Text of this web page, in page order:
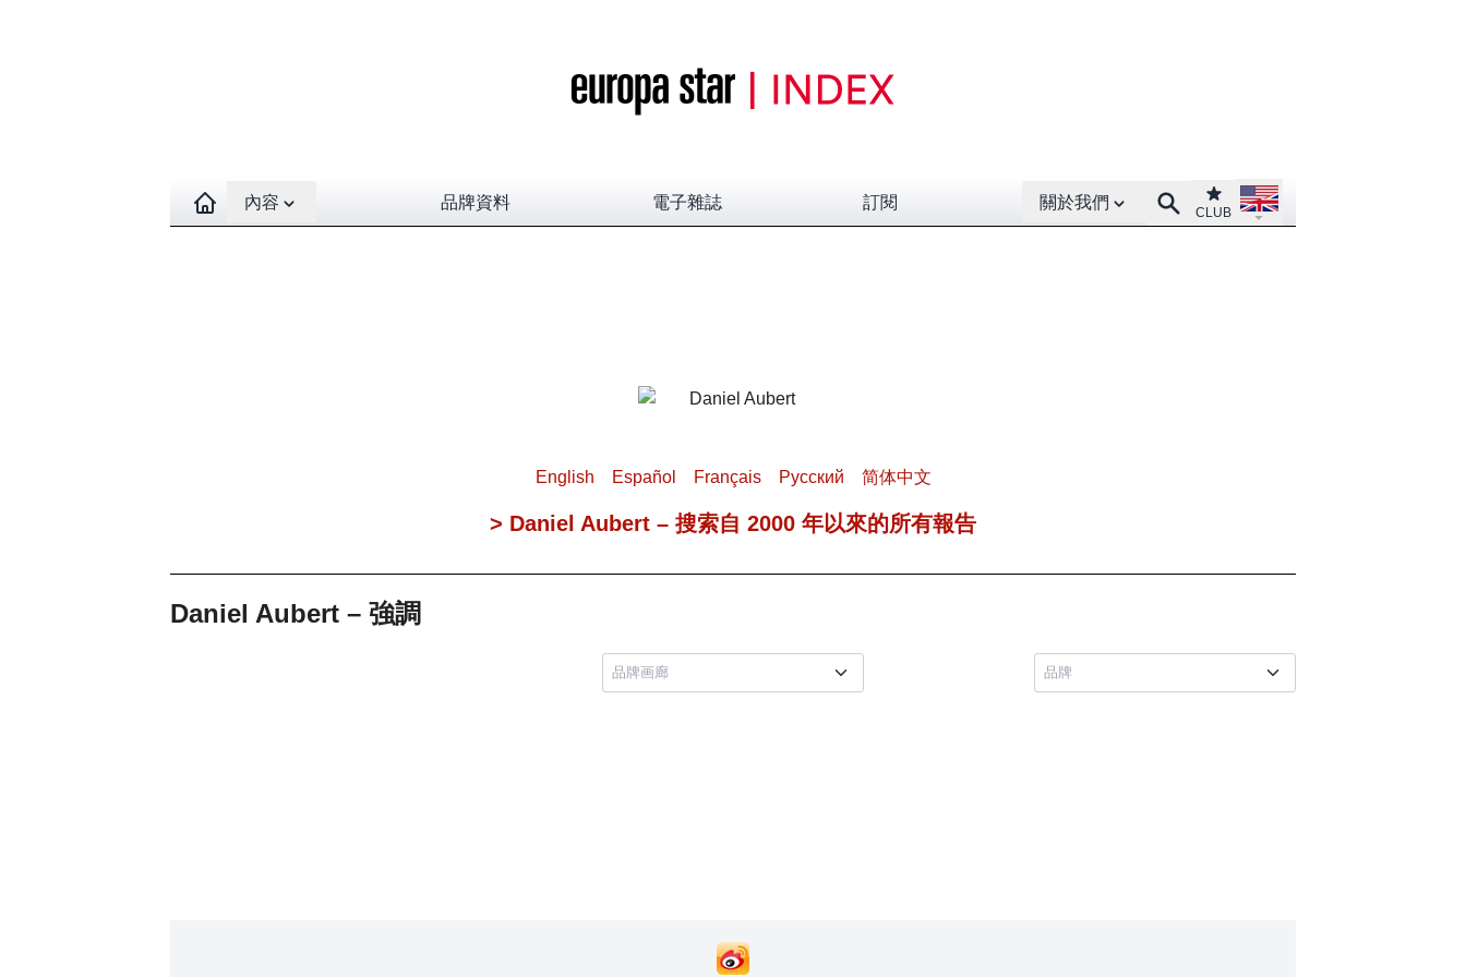
Open contents menu
內容 品牌資料 電子雜誌 訂閱
Open About menu
關於我們 SearchClub
CLUB
Open language menu
English Español Français Pусский 简体中文
> Daniel Aubert – 搜索自 2000 年以來的所有報告
Daniel Aubert – 強調